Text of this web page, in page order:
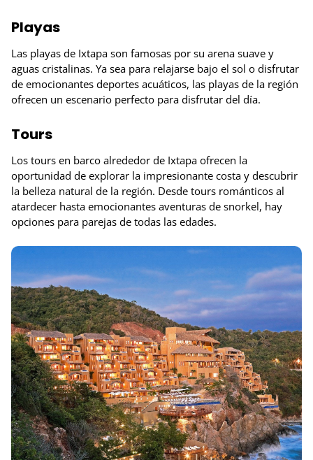
Playas
Las playas de Ixtapa son famosas por su arena suave y
aguas cristalinas. Ya sea para relajarse bajo el sol o disfrutar
de emocionantes deportes acuáticos, las playas de la región
ofrecen un escenario perfecto para disfrutar del día.
Tours
Los tours en barco alrededor de Ixtapa ofrecen la
oportunidad de explorar la impresionante costa y descubrir
la belleza natural de la región. Desde tours románticos al
atardecer hasta emocionantes aventuras de snorkel, hay
opciones para parejas de todas las edades.